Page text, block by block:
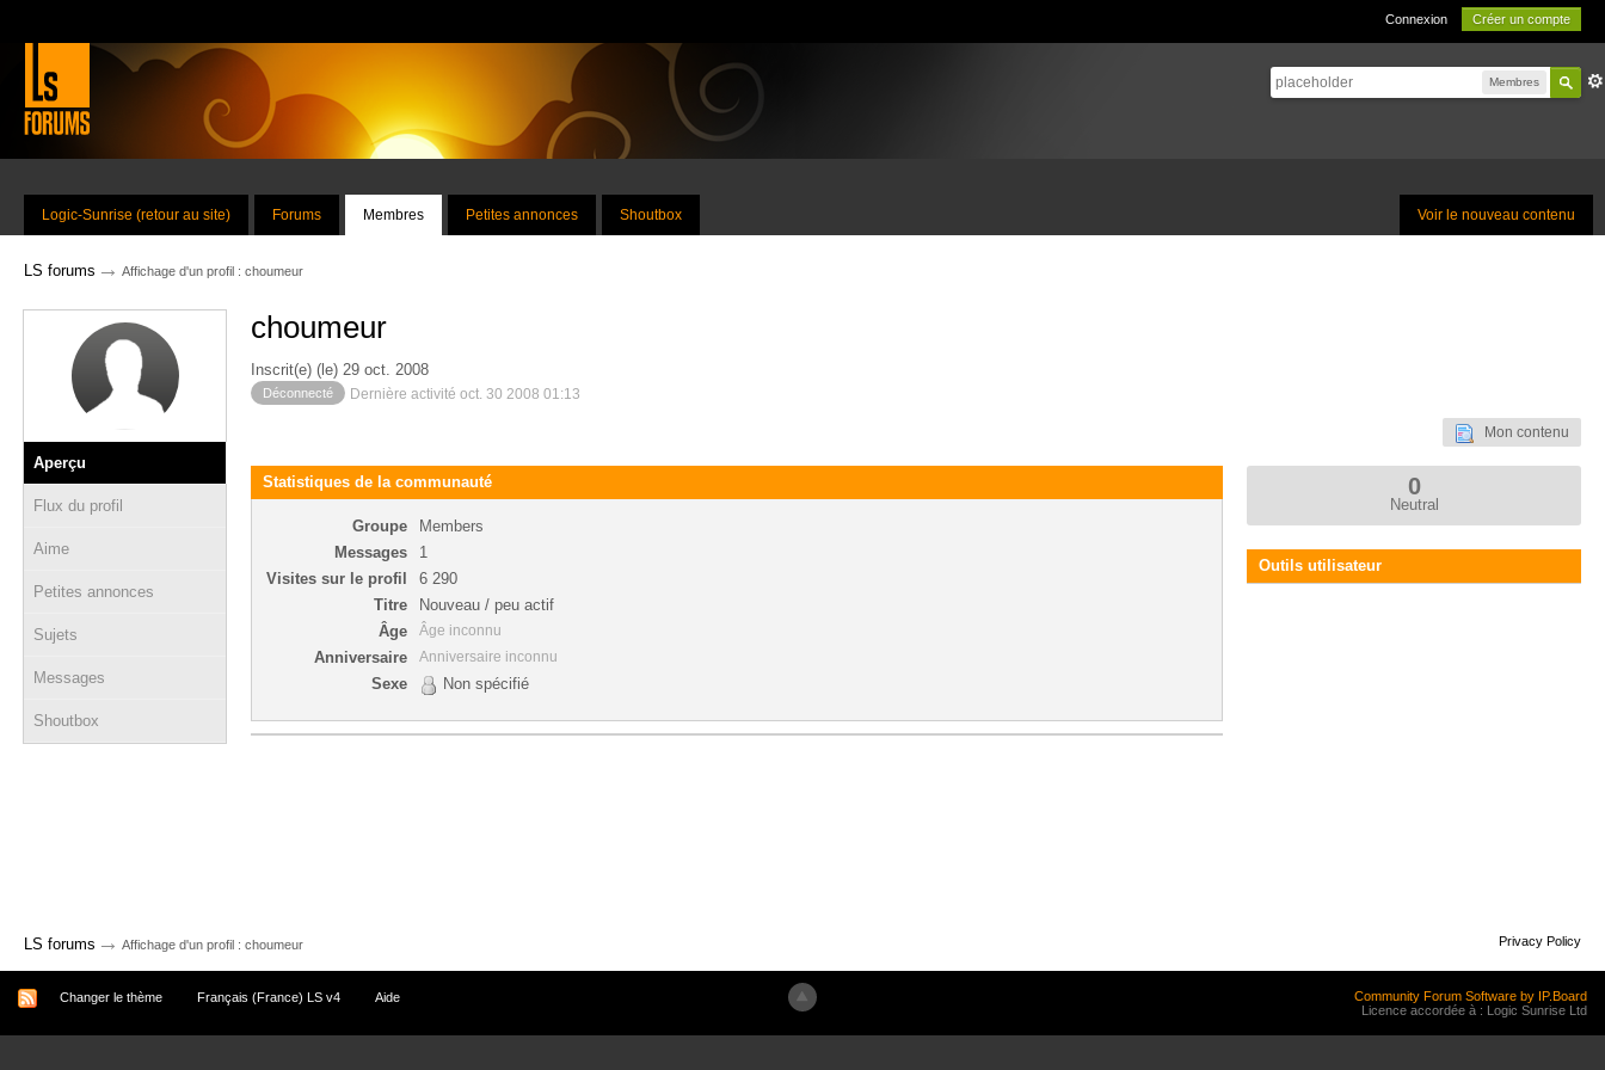
Connexion Créer un compte
Membres
Voir le nouveau contenu
Logic-Sunrise (retour au site) Forums Membres Petites annonces Shoutbox
LS forums → Affichage d'un profil : choumeur
Aperçu
Flux du profil
Aime
Petites annonces
Sujets
Messages
Shoutbox
choumeur
Inscrit(e) (le) 29 oct. 2008
Déconnecté Dernière activité oct. 30 2008 01:13
Mon contenu
Statistiques de la communauté
Groupe
Members
Messages
1
Visites sur le profil
6 290
Titre
Nouveau / peu actif
Âge
Âge inconnu
Anniversaire Anniversaire inconnu
Sexe Non spécifié
0
Neutral
Outils utilisateur
LS forums → Affichage d'un profil : choumeur Privacy Policy
Changer le thème Français (France) LS v4 Aide
Community Forum Software by IP.Board
Licence accordée à : Logic Sunrise Ltd